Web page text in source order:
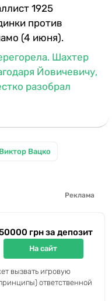
1925
против
(4 июня).
Шахтер
Йовичевичу,
разобрал
Виктор Вацко
Реклама
грн за депозит
На сайт
вызвать игровую
ответственной